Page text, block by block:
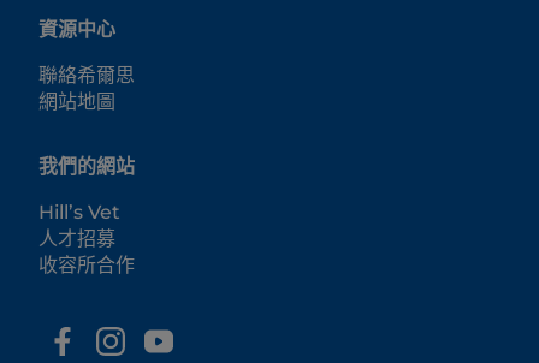
資源中心
聯絡希爾思
網站地圖
我們的網站
Hill’s Vet
人才招募
收容所合作